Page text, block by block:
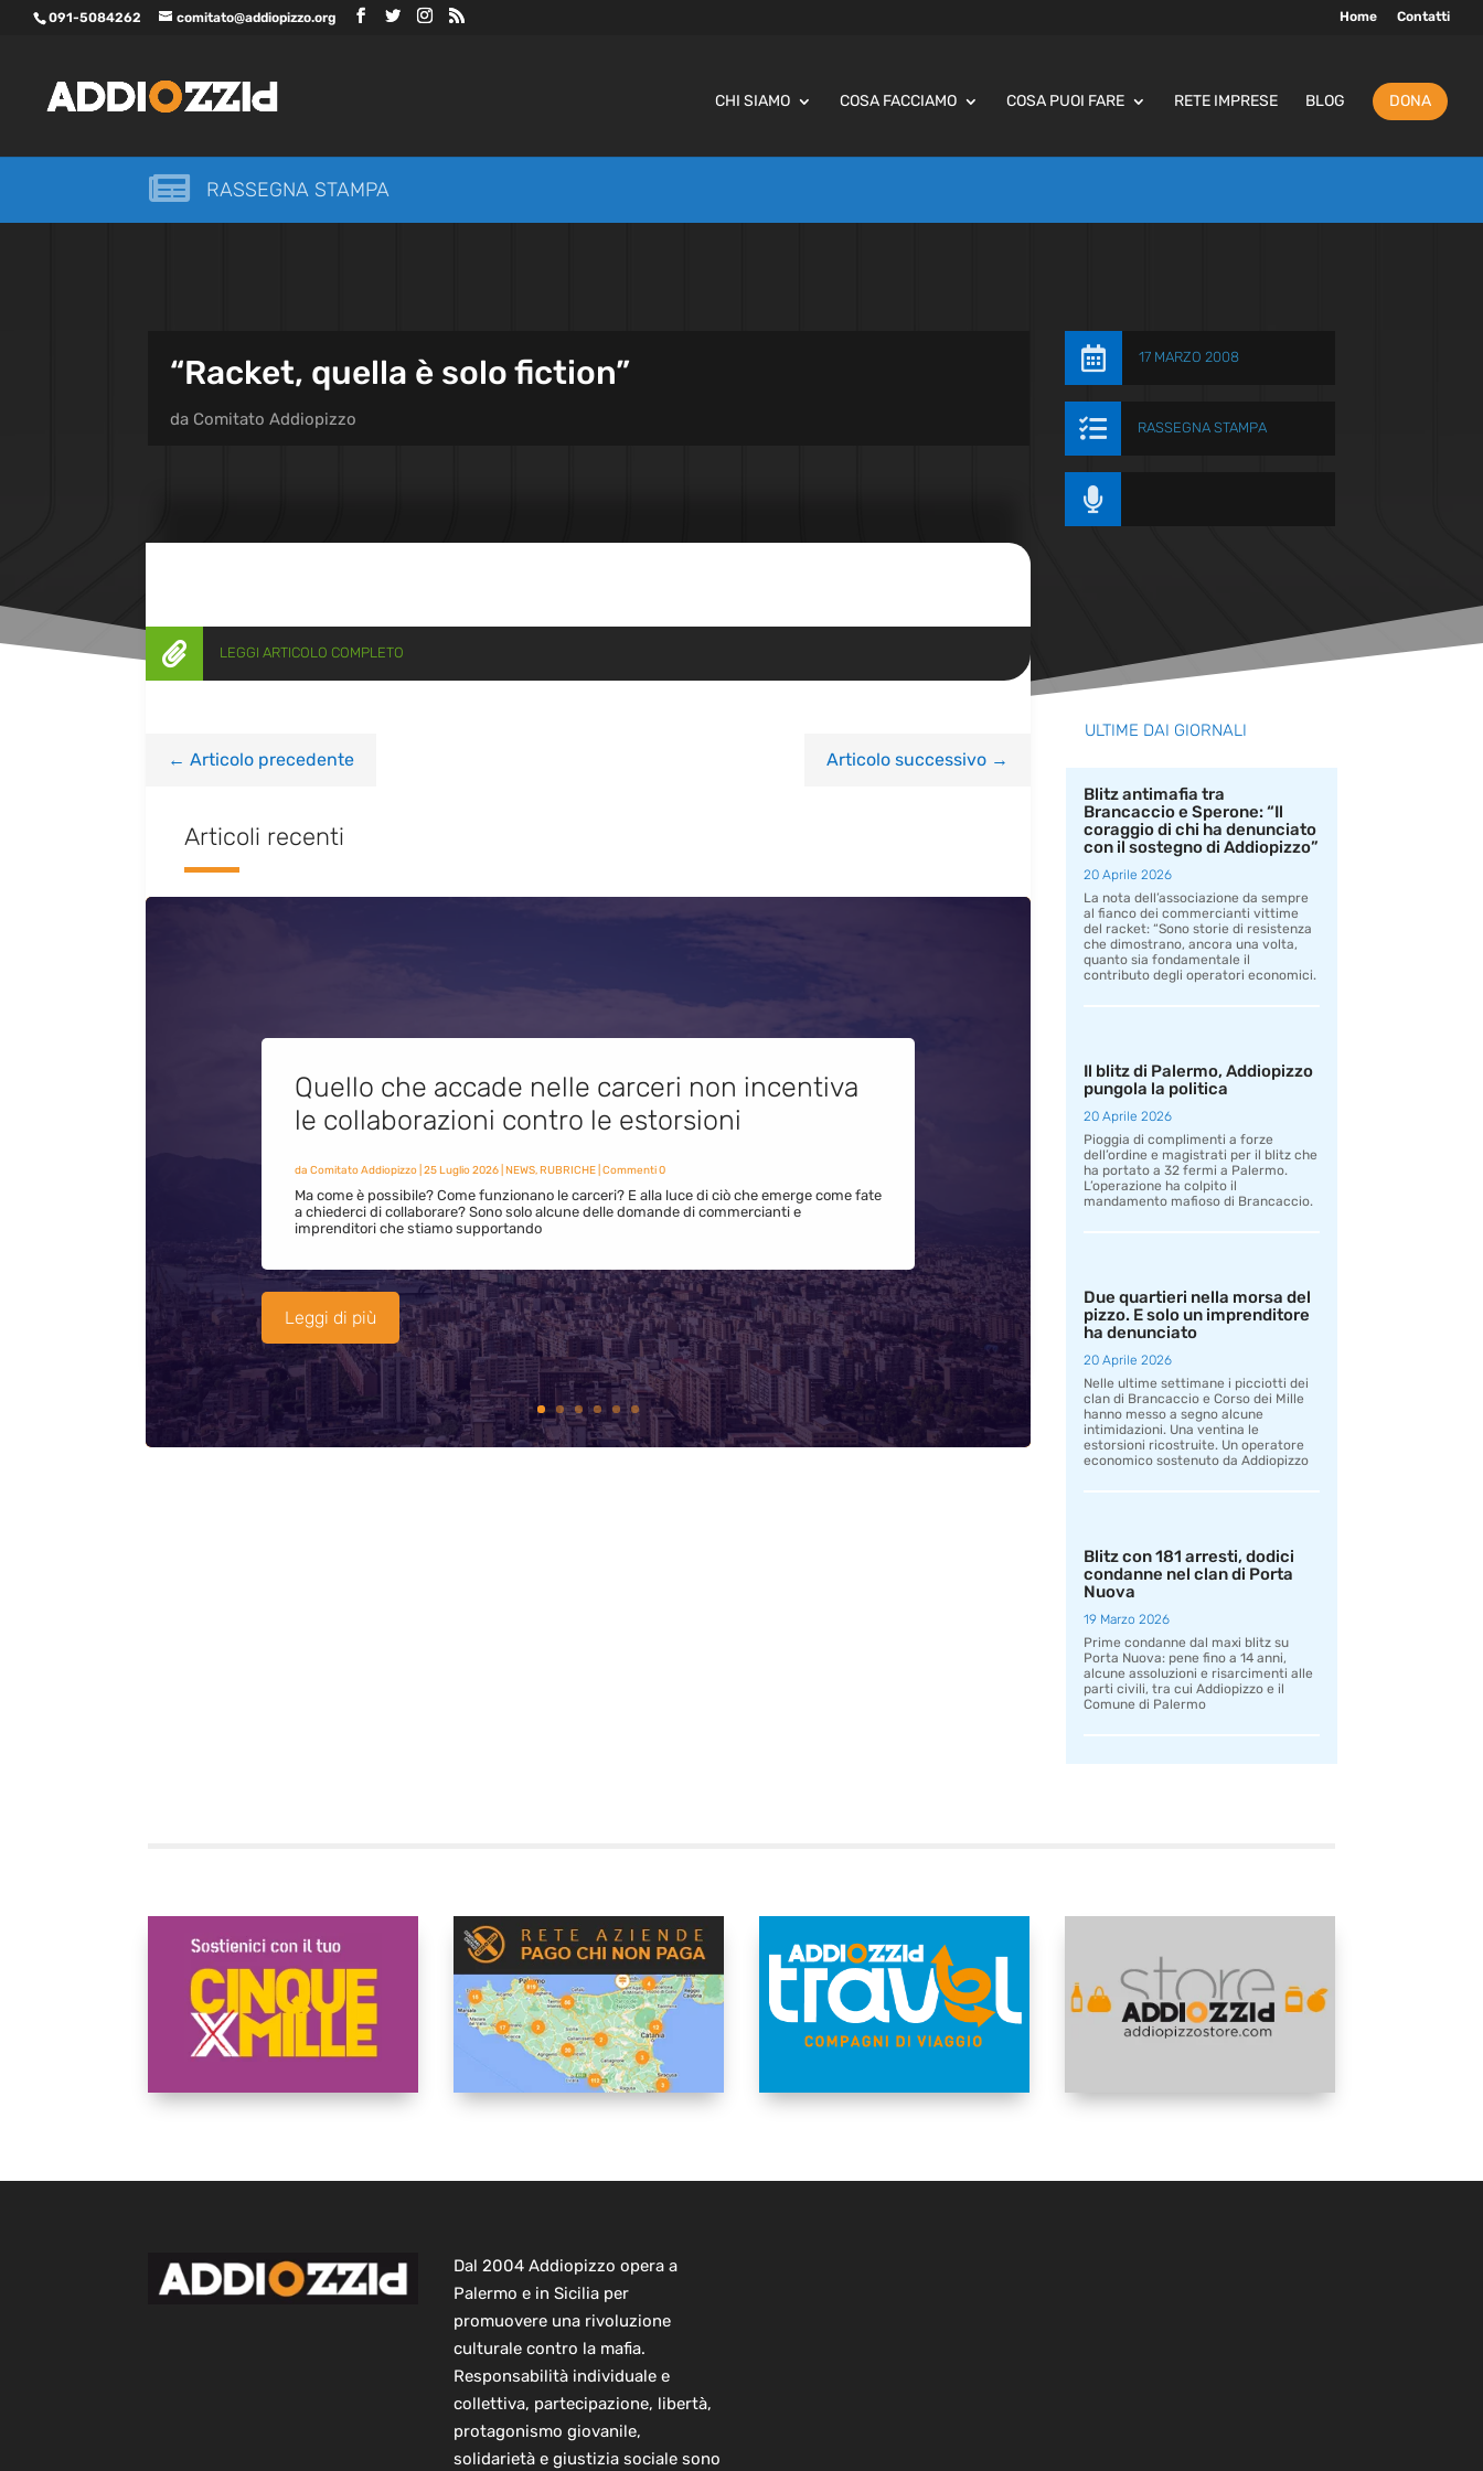
091-5084262 comitato@addiopizzo.org Home Contatti
CHI SIAMO COSA FACCIAMO COSA PUOI FARE RETE IMPRESE BLOG DONA
 RASSEGNA STAMPA
“Racket, quella è solo fiction”
da Comitato Addiopizzo
 17 MARZO 2008
 RASSEGNA STAMPA

 LEGGI ARTICOLO COMPLETO
← Articolo precedente Articolo successivo→
Articoli recenti
Quello che accade nelle carceri non incentiva
le collaborazioni contro le estorsioni
da Comitato Addiopizzo| 25 Luglio 2026| NEWS,RUBRICHE| Commenti 0
Ma come è possibile? Come funzionano le carceri? E alla luce di ciò che emerge come fate
a chiederci di collaborare? Sono solo alcune delle domande di commercianti e
imprenditori che stiamo supportando
Leggi di più
ULTIME DAI GIORNALI
Blitz antimafia tra
Brancaccio e Sperone: “Il
coraggio di chi ha denunciato
con il sostegno di Addiopizzo”
20 Aprile 2026
La nota dell’associazione da sempre
al fianco dei commercianti vittime
del racket: “Sono storie di resistenza
che dimostrano, ancora una volta,
quanto sia fondamentale il
contributo degli operatori economici.
Il blitz di Palermo, Addiopizzo
pungola la politica
20 Aprile 2026
Pioggia di complimenti a forze
dell’ordine e magistrati per il blitz che
ha portato a 32 fermi a Palermo.
L’operazione ha colpito il
mandamento mafioso di Brancaccio.
Due quartieri nella morsa del
pizzo. E solo un imprenditore
ha denunciato
20 Aprile 2026
Nelle ultime settimane i picciotti dei
clan di Brancaccio e Corso dei Mille
hanno messo a segno alcune
intimidazioni. Una ventina le
estorsioni ricostruite. Un operatore
economico sostenuto da Addiopizzo
Blitz con 181 arresti, dodici
condanne nel clan di Porta
Nuova
19 Marzo 2026
Prime condanne dal maxi blitz su
Porta Nuova: pene fino a 14 anni,
alcune assoluzioni e risarcimenti alle
parti civili, tra cui Addiopizzo e il
Comune di Palermo
Dal 2004 Addiopizzo opera a
Palermo e in Sicilia per
promuovere una rivoluzione
culturale contro la mafia.
Responsabilità individuale e
collettiva, partecipazione, libertà,
protagonismo giovanile,
solidarietà e giustizia sociale sono